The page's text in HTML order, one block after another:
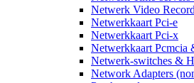
Netwerk Video
Netwerkkaart Pci-e
Netwerkkaart Pci-x
Netwerkkaart Pcmcia
Netwerk-switches &
Network Adapters